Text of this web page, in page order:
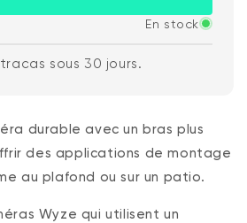
En stock
sous 30 jours.
durable avec un bras plus
des applications de montage
au plafond ou sur un patio.
Wyze qui utilisent un